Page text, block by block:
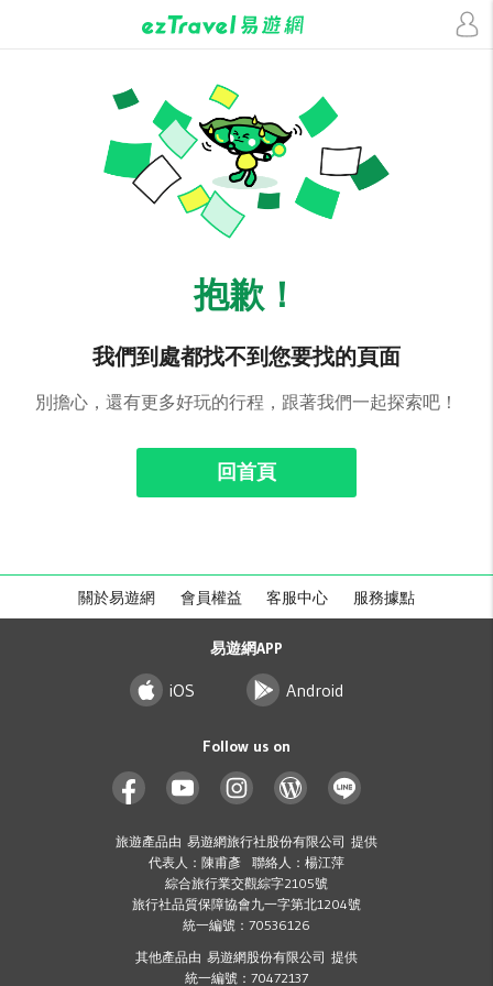
抱歉！
我們到處都找不到您要找的頁面
別擔心，還有更多好玩的行程，跟著我們一起探索吧！
回首頁
關於易遊網 會員權益 客服中心 服務據點
易遊網APP
iOS Android
Follow us on
旅遊產品由 易遊網旅行社股份有限公司 提供
代表人：陳甫彥 聯絡人：楊江萍
綜合旅行業交觀綜字2105號
旅行社品質保障協會九一字第北1204號
統一編號：70536126
其他產品由 易遊網股份有限公司 提供
統一編號：70472137